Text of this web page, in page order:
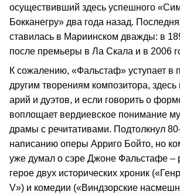
осуществивший здесь успешного
Бокканегру» два года назад.
ставилась в Мариинском дважды: в
после премьеры в Ла Скала и в 2006
К сожалению, «Фальстаф» уступает в
другим творениям композитора, здесь
арий и дуэтов, и если говорить о
воплощает вердиевское понимание
драмы с речитативами. Подтолкнул
написанию оперы Арриго Бойто, но
уже думал о сэре Джоне Фальстафе –
герое двух исторических хроник
V») и комедии («Виндзорские